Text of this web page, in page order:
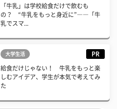
「牛乳」は学校給食だけで飲むも
の？ “牛乳をもっと身近に”――「牛
乳でスマ...
大学生活 PR
給食だけじゃない！ 牛乳をもっと楽
しむアイデア、学生が本気で考えてみ
た